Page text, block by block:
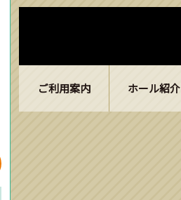
ご利用案内 ホール紹介